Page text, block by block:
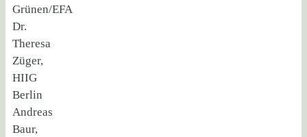
Grünen/EFA
Dr.
Theresa
Züger,
HIIG
Berlin
Andreas
Baur,